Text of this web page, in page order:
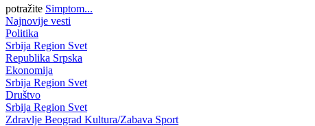
potražite Simptom...
Najnovije vesti
Politika
Srbija Region Svet
Republika Srpska
Ekonomija
Srbija Region Svet
Društvo
Srbija Region Svet
Zdravlje Beograd Kultura/Zabava Sport